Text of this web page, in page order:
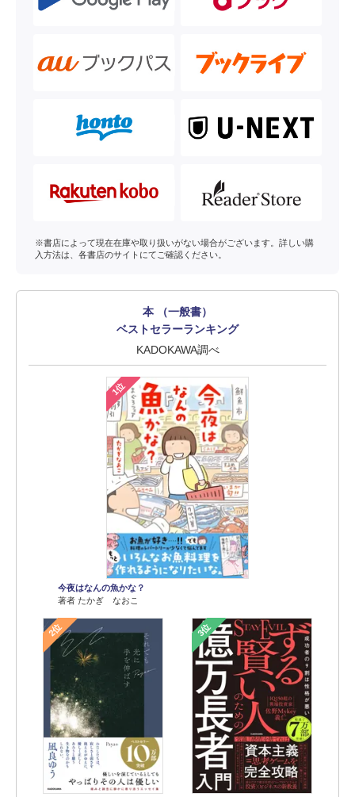
※書店によって現在在庫や取り扱いがない場合がございます。詳しい購
入方法は、各書店のサイトにてご確認ください。
本 （一般書）
ベストセラーランキング
KADOKAWA調べ
1位
今夜はなんの魚かな？
著者 たかぎ なおこ
2位 3位